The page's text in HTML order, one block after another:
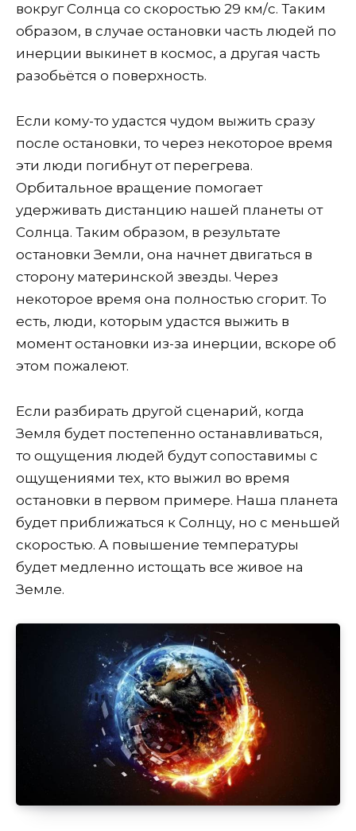
вокруг Солнца со скоростью 29 км/с. Таким
образом, в случае остановки часть людей по
инерции выкинет в космос, а другая часть
разобьётся о поверхность.
Если кому-то удастся чудом выжить сразу
после остановки, то через некоторое время
эти люди погибнут от перегрева.
Орбитальное вращение помогает
удерживать дистанцию нашей планеты от
Солнца. Таким образом, в результате
остановки Земли, она начнет двигаться в
сторону материнской звезды. Через
некоторое время она полностью сгорит. То
есть, люди, которым удастся выжить в
момент остановки из-за инерции, вскоре об
этом пожалеют.
Если разбирать другой сценарий, когда
Земля будет постепенно останавливаться,
то ощущения людей будут сопоставимы с
ощущениями тех, кто выжил во время
остановки в первом примере. Наша планета
будет приближаться к Солнцу, но с меньшей
скоростью. А повышение температуры
будет медленно истощать все живое на
Земле.